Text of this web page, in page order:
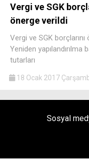
Vergi ve SGK
önerge verildi
Vergi ve SGK
Yeniden
tutarları
18 Ocak 2017
Sosyal